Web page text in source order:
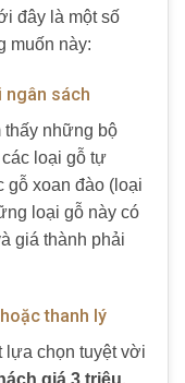
đây là một số
muốn này:
ngân sách
thấy những bộ
các loại gỗ tự
gỗ xoan đào (loại
loại gỗ này có
giá thành phải
thanh lý
lựa chọn tuyệt vời